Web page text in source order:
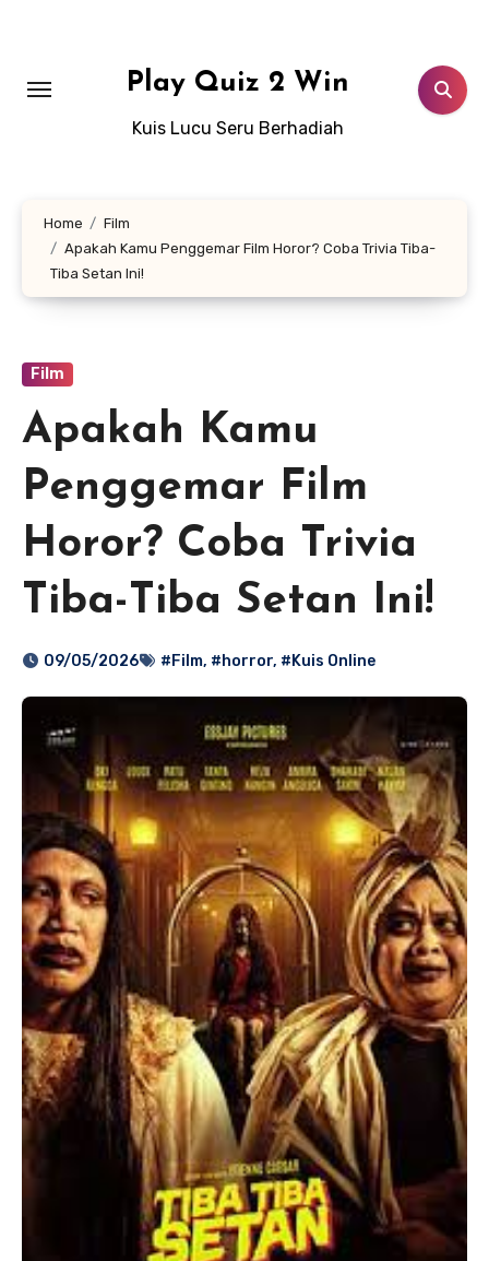
Play Quiz 2 Win
Kuis Lucu Seru Berhadiah
Home
Film
Apakah Kamu Penggemar Film Horor? Coba Trivia Tiba-
Tiba Setan Ini!
Film
Apakah Kamu
Penggemar Film
Horor? Coba Trivia
Tiba-Tiba Setan Ini!
09/05/2026 #Film, #horror, #Kuis Online